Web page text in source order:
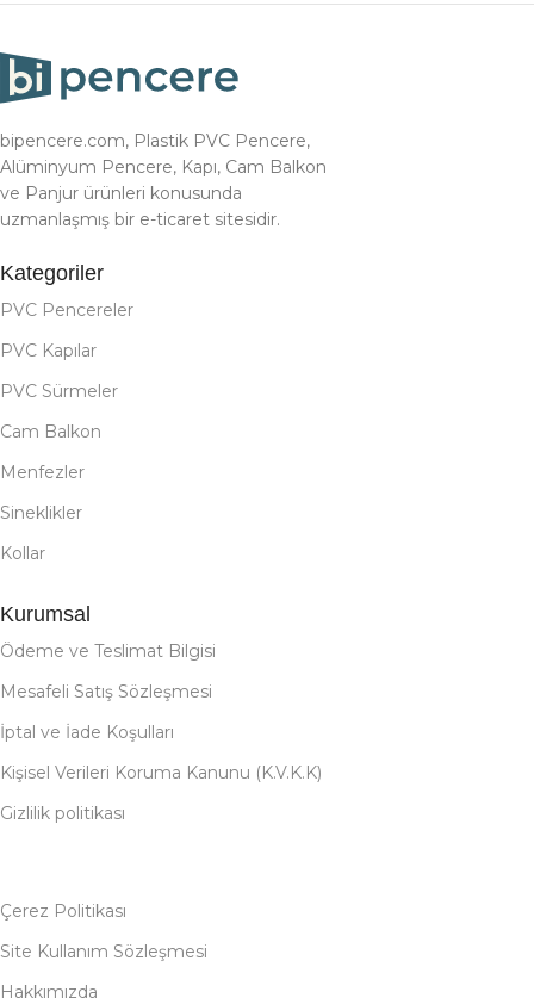
bipencere.com, Plastik PVC Pencere,
Alüminyum Pencere, Kapı, Cam Balkon
ve Panjur ürünleri konusunda
uzmanlaşmış bir e-ticaret sitesidir.
Kategoriler
PVC Pencereler
PVC Kapılar
PVC Sürmeler
Cam Balkon
Menfezler
Sineklikler
Kollar
Kurumsal
Ödeme ve Teslimat Bilgisi
Mesafeli Satış Sözleşmesi
İptal ve İade Koşulları
Kişisel Verileri Koruma Kanunu (K.V.K.K)
Gizlilik politikası
Çerez Politikası
Site Kullanım Sözleşmesi
Hakkımızda